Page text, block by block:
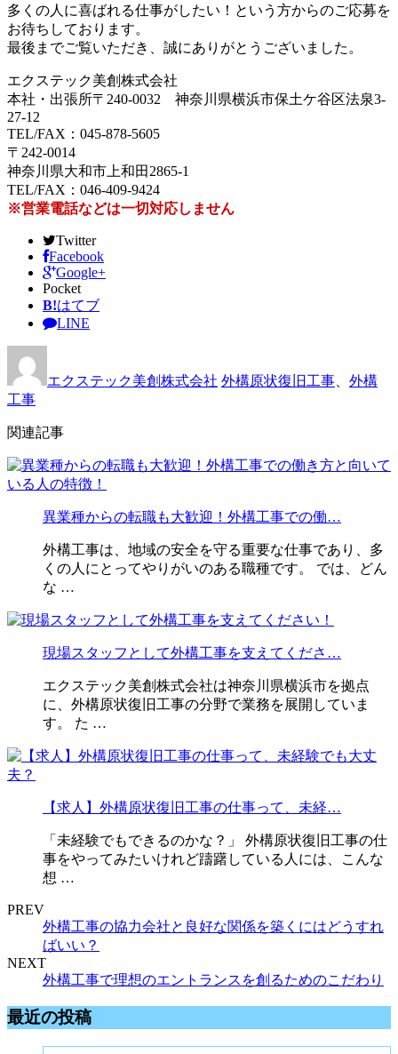
多くの人に喜ばれる仕事がしたい！という方からのご応募を
お待ちしております。
最後までご覧いただき、誠にありがとうございました。
エクステック美創株式会社
本社・出張所〒240-0032 神奈川県横浜市保土ケ谷区法泉3-
27-12
TEL/FAX：045-878-5605
〒242-0014
神奈川県大和市上和田2865-1
TEL/FAX：046-409-9424
※営業電話などは一切対応しません
Twitter
Facebook
Google+
Pocket
B!はてブ
LINE
エクステック美創株式会社 外構原状復旧工事
外構
工事
関連記事
異業種からの転職も大歓迎！外構工事での働…
外構工事は、地域の安全を守る重要な仕事であり、多
くの人にとってやりがいのある職種です。 では、どん
な …
現場スタッフとして外構工事を支えてくださ…
エクステック美創株式会社は神奈川県横浜市を拠点
に、外構原状復旧工事の分野で業務を展開していま
す。 た …
【求人】外構原状復旧工事の仕事って、未経…
「未経験でもできるのかな？」 外構原状復旧工事の仕
事をやってみたいけれど躊躇している人には、こんな
想 …
PREV
外構工事の協力会社と良好な関係を築くにはどうすれ
ばいい？
NEXT
外構工事で理想のエントランスを創るためのこだわり
最近の投稿